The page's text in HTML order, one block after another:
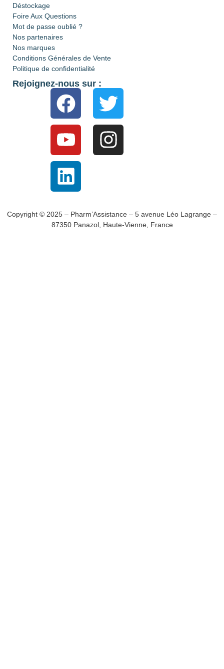
Déstockage
Foire Aux Questions
Mot de passe oublié ?
Nos partenaires
Nos marques
Conditions Générales de Vente
Politique de confidentialité
Rejoignez-nous sur :
Copyright © 2025 – Pharm’Assistance – 5 avenue Léo Lagrange –
87350 Panazol, Haute-Vienne, France